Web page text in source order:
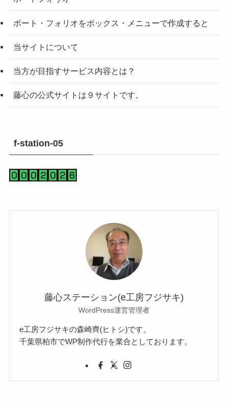
ポート・フォリオをボックス・メニューで作成すると
当サイトについて
当方が目指すサービス内容とは？
藤心の公式サイトは９サイトです。
f-station-05
藤心ステーション(e工房フジサキ)
WordPress運営管理者
e工房フジサキの森崎齊(ヒトシ)です。
千葉県柏市でWP制作代行を業合としております。